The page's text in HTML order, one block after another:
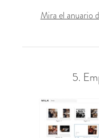
Mira el anuario
5.